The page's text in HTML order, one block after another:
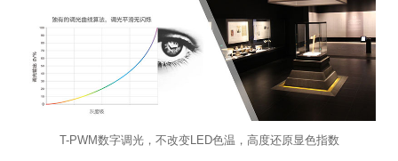
T-PWM数字调光，不改变LED色温，高度还原显色指数